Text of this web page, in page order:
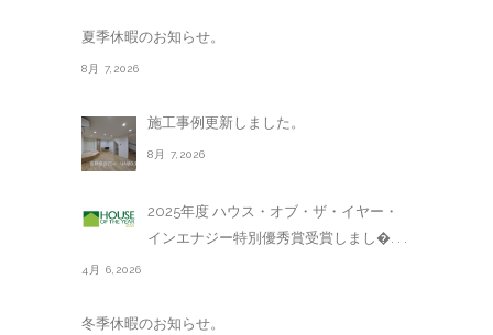
夏季休暇のお知らせ。
8月 7,2026
施工事例更新しました。
8月 7,2026
2025年度 ハウス・オブ・ザ・イヤー・
インエナジー特別優秀賞受賞しまし�. . .
4月 6,2026
冬季休暇のお知らせ。